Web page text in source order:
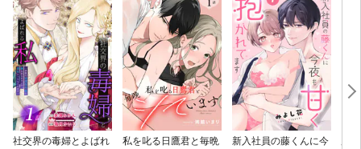
社交界の毒婦とよばれ
私を叱る日鷹君と毎晩
新入社員の藤くんに今